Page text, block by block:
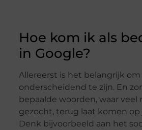
Hoe kom ik als
in Google?
Allereerst is het belangrijk om
onderscheidend te zijn. En
bepaalde woorden, waar veel
gezocht, terug laat komen op
Denk bijvoorbeeld aan het